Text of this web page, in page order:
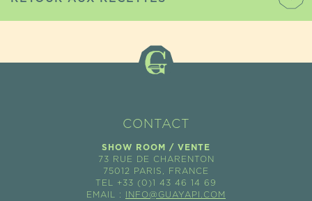
CONTACT
SHOW ROOM / VENTE
73 RUE DE CHARENTON
75012 PARIS, FRANCE
TEL +33 (0)1 43 46 14 69
EMAIL :
INFO@GUAYAPI.COM